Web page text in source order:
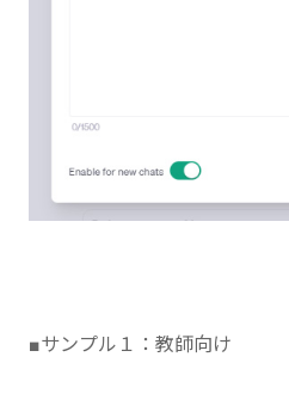
■サンプル１：教師向け